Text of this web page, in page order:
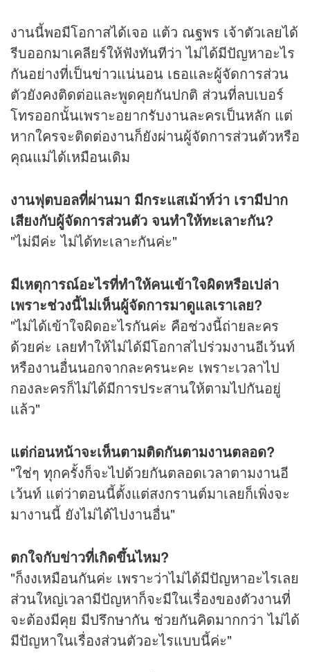
งานนี้พอมีโอกาสได้เจอ แต้ว ณฐพร เจ้าตัวเลยได้
รีบออกมาเคลียร์ให้ฟังทันทีว่า ไม่ได้มีปัญหาอะไร
กันอย่างที่เป็นข่าวแน่นอน เธอและผู้จัดการส่วน
ตัวยังคงติดต่อและพูดคุยกันปกติ ส่วนที่ลบเบอร์
โทรออกนั้นเพราะอยากรับงานละครเป็นหลัก แต่
หากใครจะติดต่องานก็ยังผ่านผู้จัดการส่วนตัวหรือ
คุณแม่ได้เหมือนเดิม
งานฟุตบอลที่ผ่านมา มีกระแสเม้าท์ว่า เรามีปาก
เสียงกับผู้จัดการส่วนตัว จนทำให้ทะเลาะกัน?
"ไม่มีค่ะ ไม่ได้ทะเลาะกันค่ะ"
มีเหตุการณ์อะไรที่ทำให้คนเข้าใจผิดหรือเปล่า
เพราะช่วงนี้ไม่เห็นผู้จัดการมาดูแลเราเลย?
"ไม่ได้เข้าใจผิดอะไรกันค่ะ คือช่วงนี้ถ่ายละคร
ด้วยค่ะ เลยทำให้ไม่ได้มีโอกาสไปร่วมงานอีเว้นท์
หรืองานอื่นนอกจากละครนะคะ เพราะเวลาไป
กองละครก็ไม่ได้มีการประสานให้ตามไปกันอยู่
แล้ว"
แต่ก่อนหน้าจะเห็นตามติดกันตามงานตลอด?
"ใช่ๆ ทุกครั้งก็จะไปด้วยกันตลอดเวลาตามงานอี
เว้นท์ แต่ว่าตอนนี้ตั้งแต่สงกรานต์มาเลยก็เพิ่งจะ
มางานนี้ ยังไม่ได้ไปงานอื่น"
ตกใจกับข่าวที่เกิดขึ้นไหม?
"ก็งงเหมือนกันค่ะ เพราะว่าไม่ได้มีปัญหาอะไรเลย
ส่วนใหญ่เวลามีปัญหาก็จะมีในเรื่องของตัวงานที่
จะต้องมีคุย มีปรึกษากัน ช่วยกันคิดมากกว่า ไม่ได้
มีปัญหาในเรื่องส่วนตัวอะไรแบบนี้ค่ะ"